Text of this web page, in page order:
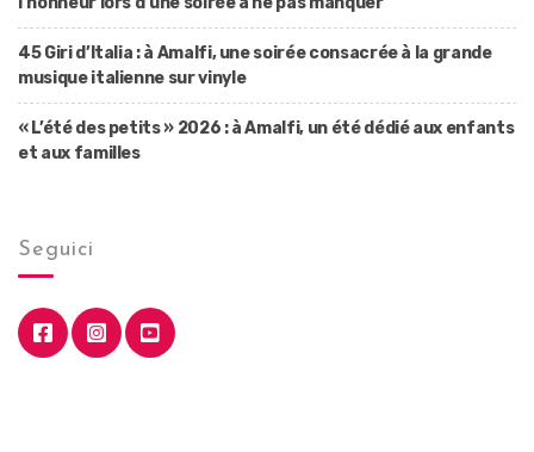
45 Giri d’Italia : à Amalfi, une soirée consacrée à la grande
musique italienne sur vinyle
« L’été des petits » 2026 : à Amalfi, un été dédié aux enfants
et aux familles
Seguici